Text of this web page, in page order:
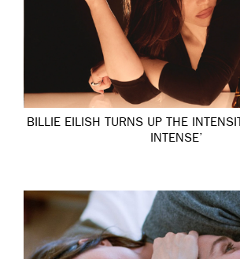
BILLIE EILISH TURNS UP THE
INTENSE’